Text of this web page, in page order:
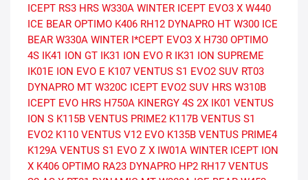
ICEPT RS3 HRS W330A WINTER ICEPT EVO3 X W440
ICE BEAR OPTIMO K406 RH12 DYNAPRO HT W300 ICE
BEAR W330A WINTER I*CEPT EVO3 X H730 OPTIMO
4S IK41 ION GT IK31 ION EVO R IK31 ION SUPREME
IK01E ION EVO E K107 VENTUS S1 EVO2 SUV RT03
DYNAPRO MT W320C ICEPT EVO2 SUV HRS W310B
ICEPT EVO HRS H750A KINERGY 4S 2X IK01 VENTUS
ION S K115B VENTUS PRIME2 K117B VENTUS S1
EVO2 K110 VENTUS V12 EVO K135B VENTUS PRIME4
K129A VENTUS S1 EVO Z X IW01A WINTER ICEPT ION
X K406 OPTIMO RA23 DYNAPRO HP2 RH17 VENTUS